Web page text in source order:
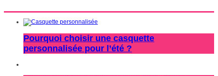
Pourquoi choisir une casquette
personnalisée pour l’été ?